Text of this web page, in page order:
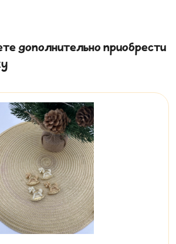
дополнительно приобрести